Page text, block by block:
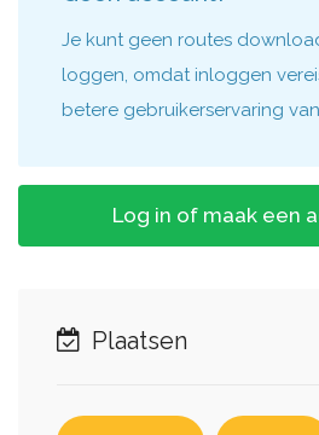
Je kunt geen routes
loggen, omdat inloggen
betere gebruikerservaring
Log in of maak een
Plaatsen